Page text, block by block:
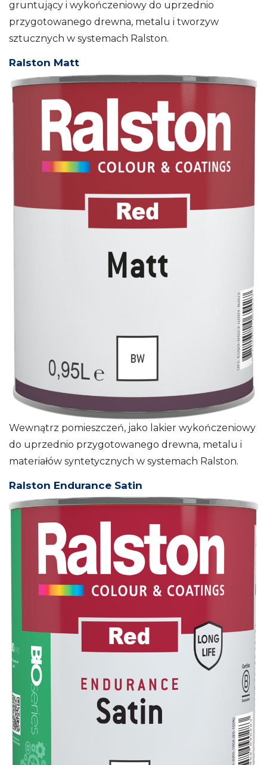
gruntujący i wykończeniowy do uprzednio
przygotowanego drewna, metalu i tworzyw
sztucznych w systemach Ralston.
Ralston Matt
Wewnątrz pomieszczeń, jako lakier wykończeniowy
do uprzednio przygotowanego drewna, metalu i
materiałów syntetycznych w systemach Ralston.
Ralston Endurance Satin